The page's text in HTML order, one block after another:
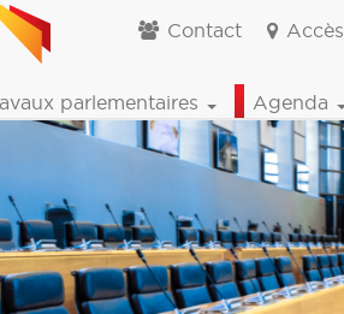
Contact Accès
parlementaires Agenda